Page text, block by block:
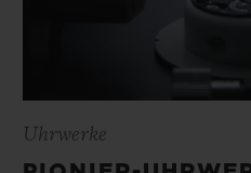
Uhrwerke